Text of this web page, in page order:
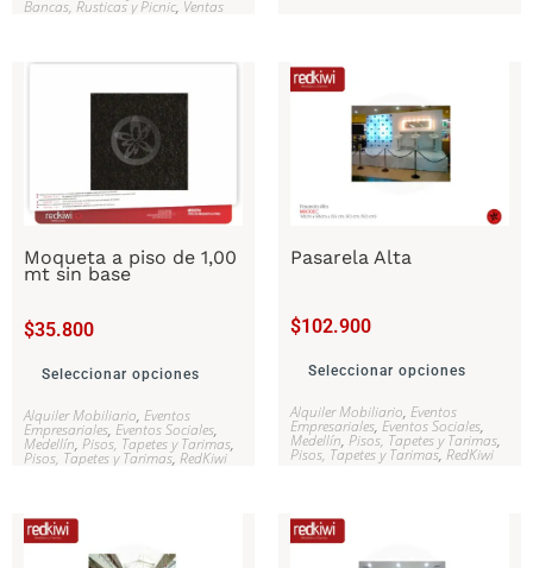
Bancas, Rusticas y Picnic, Ventas
Moqueta a piso de 1,00
mt sin base
$35.800
Seleccionar opciones
Alquiler Mobiliario, Eventos
Empresariales, Eventos Sociales,
Medellín, Pisos, Tapetes y Tarimas,
Pisos, Tapetes y Tarimas, RedKiwi
Pasarela Alta
$102.900
Seleccionar opciones
Alquiler Mobiliario, Eventos
Empresariales, Eventos Sociales,
Medellín, Pisos, Tapetes y Tarimas,
Pisos, Tapetes y Tarimas, RedKiwi